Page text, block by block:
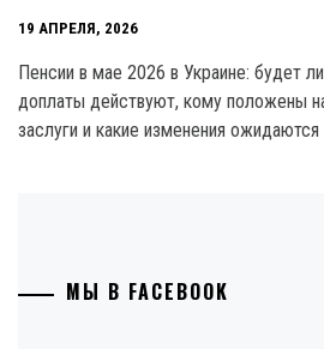
19 АПРЕЛЯ, 2026
Пенсии в мае 2026 в Украине: будет
доплаты действуют, кому положены
заслуги и какие изменения ожидаются
МЫ В FACEBOOK